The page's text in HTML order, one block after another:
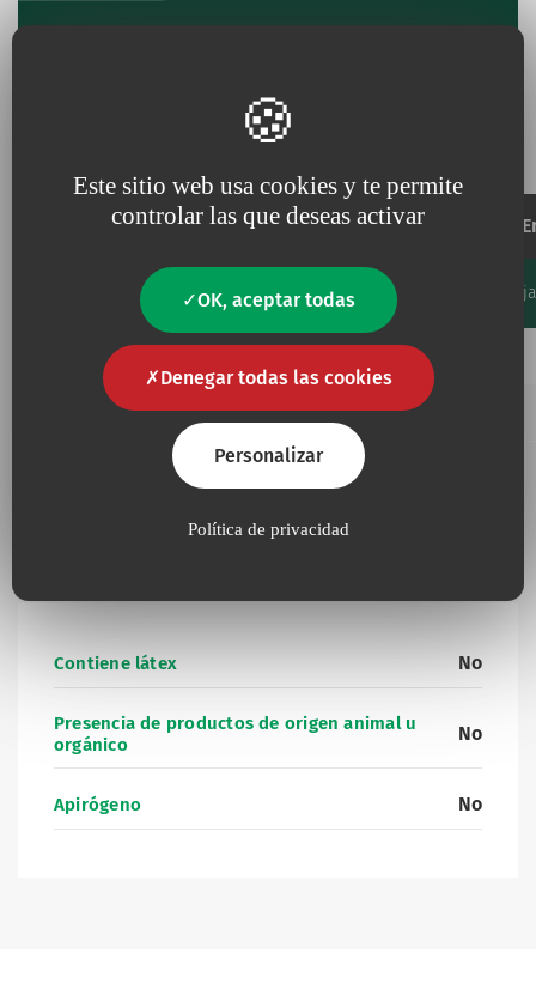
Este sitio web usa cookies y te permite
controlar las que deseas activar
OK, aceptar todas
Denegar todas las cookies
Personalizar
Política de privacidad
Referencias y especificaciones
Sonda
Código
cm
externo Fr
Unidades/Caja
Añadir a mis favoritos
535.06
Añadir a mis favoritos
535.10
29 10
Información complementaria
Contiene látex No
Presencia de productos de origen animal u
orgánico
No
Apirógeno No